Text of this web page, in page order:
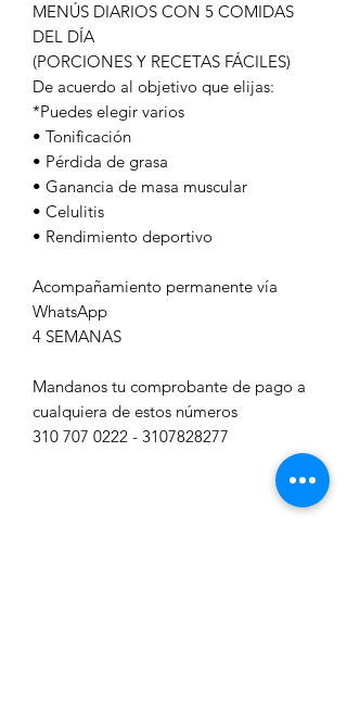
MENÚS DIARIOS CON 5 COMIDAS
DEL DÍA
(PORCIONES Y RECETAS FÁCILES)
De acuerdo al objetivo que elijas:
*Puedes elegir varios
• Tonificación
• Pérdida de grasa
• Ganancia de masa muscular
• Celulitis
• Rendimiento deportivo
Acompañamiento permanente vía
WhatsApp
4 SEMANAS
Mandanos tu comprobante de pago a
cualquiera de estos números
310 707 0222 - 3107828277